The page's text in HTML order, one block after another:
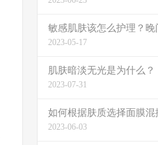
敏感肌肤该怎么护理？晚
2023-05-17
肌肤暗淡无光是为什么？
2023-07-31
如何根据肤质选择面膜混
2023-06-03